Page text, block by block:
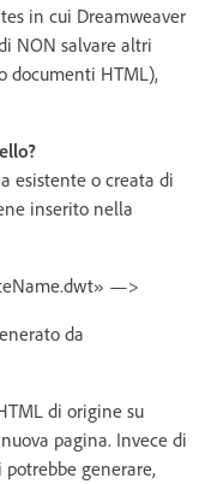
in cui Dreamweaver
NON salvare altri
documenti HTML),
esistente o creata di
inserito nella
—>
da
di origine su
pagina. Invece di
generare,